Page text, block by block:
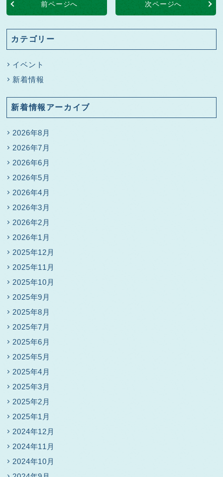
前ページへ 次ページへ
カテゴリー
イベント
新着情報
新着情報アーカイブ
2026年8月
2026年7月
2026年6月
2026年5月
2026年4月
2026年3月
2026年2月
2026年1月
2025年12月
2025年11月
2025年10月
2025年9月
2025年8月
2025年7月
2025年6月
2025年5月
2025年4月
2025年3月
2025年2月
2025年1月
2024年12月
2024年11月
2024年10月